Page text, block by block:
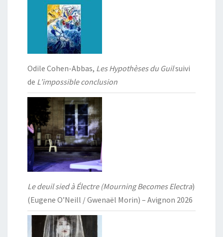
Odile Cohen-Abbas, Les Hypothèses du Guilsuivi
de L’impossible conclusion
Le deuil sied à Électre (Mourning Becomes Electra)
(Eugene O’Neill / Gwenaël Morin) – Avignon 2026